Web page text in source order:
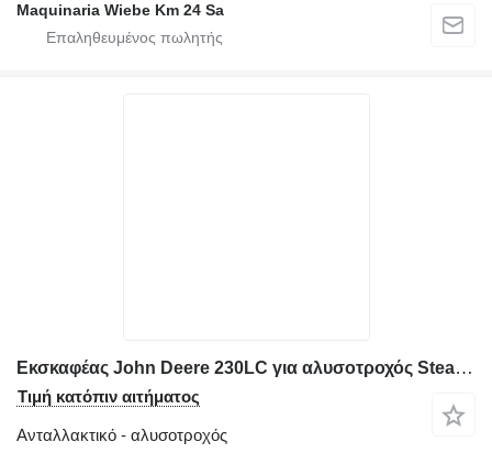
Maquinaria Wiebe Km 24 Sa
Εκσκαφέας John Deere 230LC για αλυσοτροχός Stea Dințată
Τιμή κατόπιν αιτήματος
Ανταλλακτικό - αλυσοτροχός